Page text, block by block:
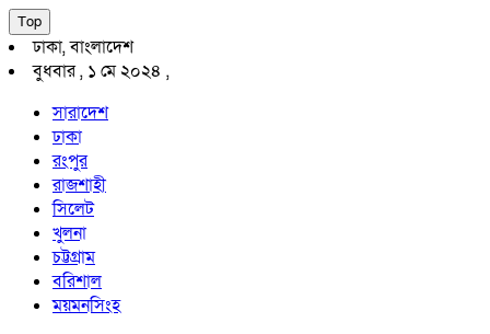
Top
ঢাকা, বাংলাদেশ
বুধবার , ১ মে ২০২৪ ,
সারাদেশ
ঢাকা
রংপুর
রাজশাহী
সিলেট
খুলনা
চট্টগ্রাম
বরিশাল
ময়মনসিংহ